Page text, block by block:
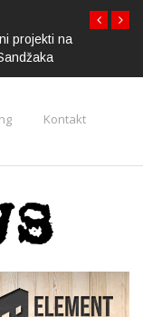
projekti na
Kontakt